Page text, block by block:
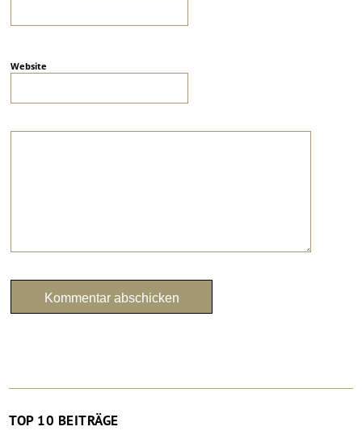
Website
TOP 10 BEITRÄGE